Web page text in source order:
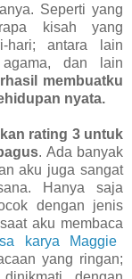
Seperti yang
kisah yang
hari; antara lain
dan lain
membuatku
nyata.
rating 3 untuk
. Ada banyak
aku juga sangat
Hanya saja
dengan jenis
aku membaca
karya Maggie
yang ringan;